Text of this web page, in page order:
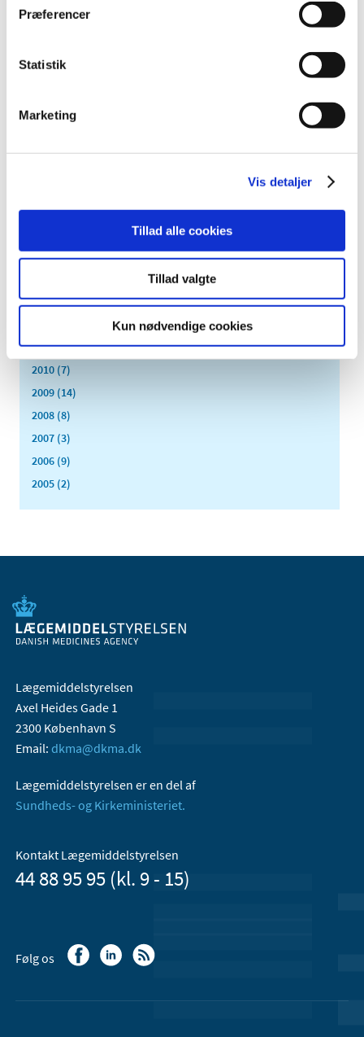
Præferencer
Statistik
Marketing
Vis detaljer
Tillad alle cookies
Tillad valgte
Kun nødvendige cookies
november (3)
september (7)
juli (2)
april (2)
februar (6)
2013 (45)
2011 (13)
2010 (7)
2009 (14)
2008 (8)
2007 (3)
2006 (9)
2005 (2)
Lægemiddelstyrelsen
Axel Heides Gade 1
2300 København S
Email: dkma@dkma.dk
Lægemiddelstyrelsen er en del af
Sundheds- og Kirkeministeriet.
Kontakt Lægemiddelstyrelsen
44 88 95 95 (kl. 9 - 15)
Følg os